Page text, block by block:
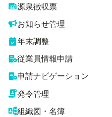
源泉徴収票
お知らせ管理
年末調整
従業員情報申請
申請ナビゲーション
発令管理
組織図・名簿